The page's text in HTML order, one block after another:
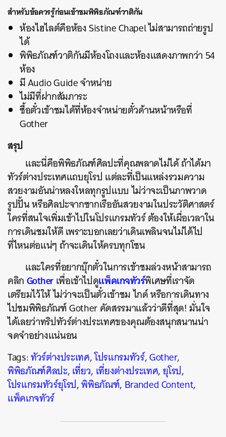
สำหรับข้อควรรู้ก่อนเข้าชมพิพิธภัณฑ์วาติกัน
ห้องไฮไลต์คือห้อง Sistine Chapel ไม่สามารถถ่ายรูป
ได้
พิพิธภัณฑ์วาติกันมีห้องโถงและห้องแสดงภาพกว่า 54
ห้อง
มี Audio Guide จำหน่าย
ไม่มีที่ฝากสัมภาระ
ซื้อตั๋วเข้าชมได้ที่ห้องจำหน่ายตั๋วด้านหน้าหรือที่
Gother
สรุป
และนี่คือพิพิธภัณฑ์ศิลปะที่คุณพลาดไม่ได้ ถ้าได้มา
ทัวร์ต่างประเทศแถบยุโรป แต่ละที่เป็นแหล่งรวมความ
สวยงามอันน่าหลงใหลทุกรูปแบบ ไม่ว่าจะเป็นภาพวาด
รูปปั้น หรือศิลปะจากซากเรืออันสวยงามในประวัติศาสตร์
ใครที่สนใจเพิ่มเข้าไปในโปรแกรมทัวร์ ต้องให้เผื่อเวลาใน
การเดินชมให้ดี เพราะบอกเลยว่าเดินเพลินจนไม่ได้ไป
ที่ไหนต่อแน่ๆ ถ้าจะเดินให้ครบทุกโซน
และใครที่อยากบุ๊กตั๋วในการเข้าชมล่วงหน้าสามารถ
คลิกGotherเพื่อเข้าไปดูแพ็คเกจทัวร์พิเศษที่เราจัด
เตรียมไว้ให้ ไม่ว่าจะเป็นตั๋วเข้าชม ไกด์ หรือการเดินทาง
ไปชมพิพิธภัณฑ์ Gother คัดสรรมาแล้วว่าดีที่สุด! มั่นใจ
ได้เลยว่าทริปทัวร์ต่างประเทศของคุณต้องสนุกสนานน่า
จดจำอย่างแน่นอน
Tags:ทัวร์ต่างประเทศ,โปรแกรมทัวร์,Gother,
พิพิธภัณฑ์ศิลปะ,เที่ยว, เที่ยงต่างประเทศ,ยุโรป,
โปรแกรมทัวร์ยุโรป,พิพิธภัณฑ์, Branded Content,
แพ็คเกจทัวร์